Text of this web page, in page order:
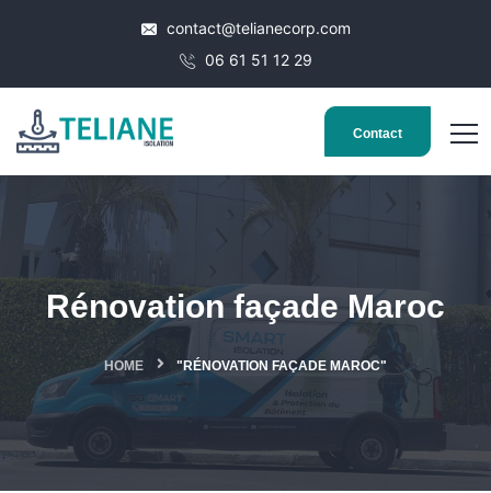
contact@telianecorp.com
06 61 51 12 29
Contact
Rénovation façade Maroc
HOME "RÉNOVATION FAÇADE MAROC"